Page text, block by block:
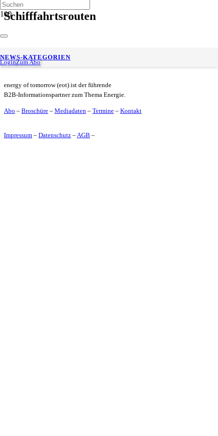
LoginZum Abo
NEWS-KATEGORIEN
Schifffahrtsrouten
ElbOil feiert 15-jähriges Firmenbestehen
energy of tomorrow (eot) ist der führende
B2B-Informationspartner zum Thema Energie.
Abo – Broschüre – Mediadaten – Termine – Kontakt
Impressum – Datenschutz –AGB –